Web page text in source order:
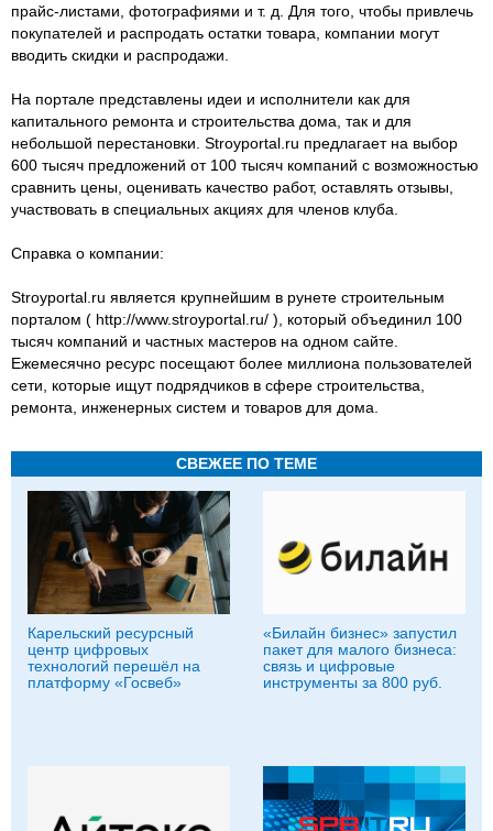
прайс-листами, фотографиями и т. д. Для того, чтобы привлечь
покупателей и распродать остатки товара, компании могут
вводить скидки и распродажи.
На портале представлены идеи и исполнители как для
капитального ремонта и строительства дома, так и для
небольшой перестановки. Stroyportal.ru предлагает на выбор
600 тысяч предложений от 100 тысяч компаний с возможностью
сравнить цены, оценивать качество работ, оставлять отзывы,
участвовать в специальных акциях для членов клуба.
Справка о компании:
Stroyportal.ru является крупнейшим в рунете строительным
порталом ( http://www.stroyportal.ru/ ), который объединил 100
тысяч компаний и частных мастеров на одном сайте.
Ежемесячно ресурс посещают более миллиона пользователей
сети, которые ищут подрядчиков в сфере строительства,
ремонта, инженерных систем и товаров для дома.
СВЕЖЕЕ ПО ТЕМЕ
Карельский ресурсный
центр цифровых
технологий перешёл на
платформу «Госвеб»
«Билайн бизнес» запустил
пакет для малого бизнеса:
связь и цифровые
инструменты за 800 руб.